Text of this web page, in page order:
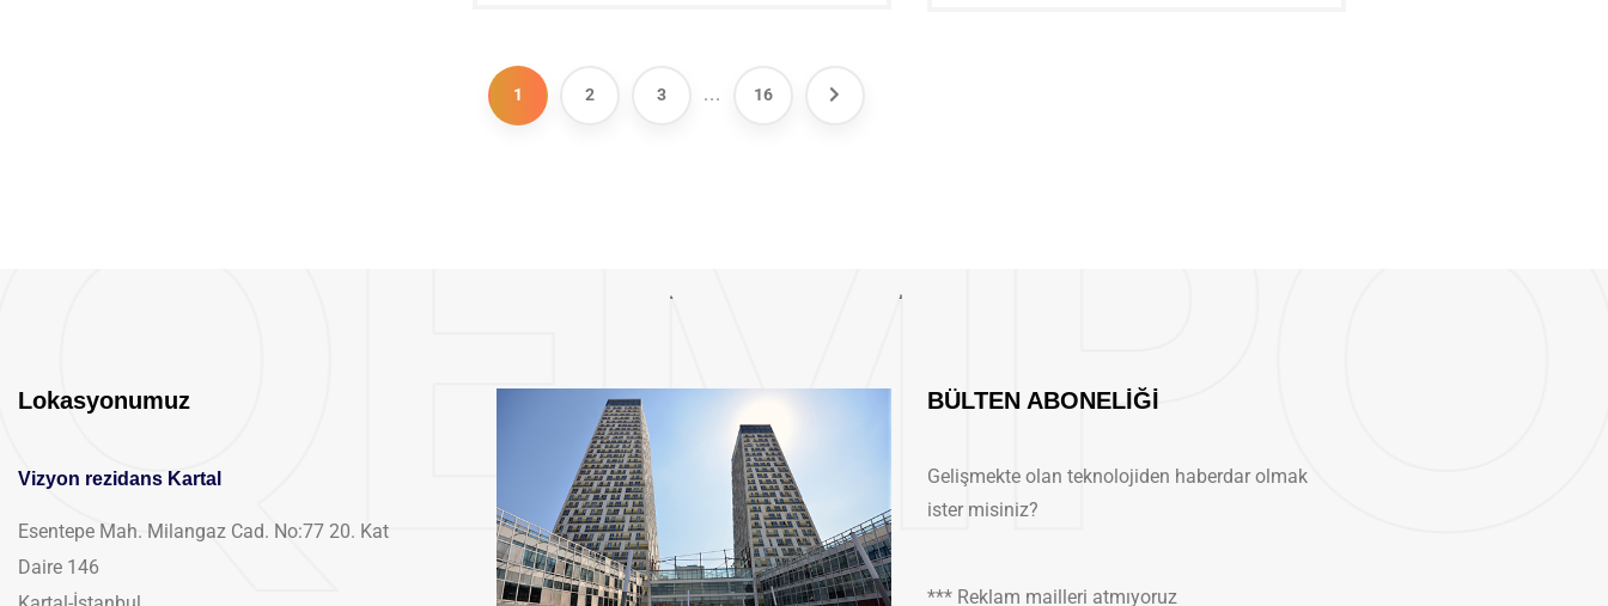
1 2 3 ... 16
Lokasyonumuz
Vizyon rezidans Kartal
Esentepe Mah. Milangaz Cad. No:77 20. Kat
Daire 146
BÜLTEN ABONELİĞİ
Gelişmekte olan teknolojiden haberdar olmak
ister misiniz?
*** Reklam mailleri atmıyoruz